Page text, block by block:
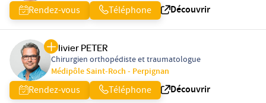
Rendez-vous Téléphone Découvrir
Olivier PETER
Chirurgien orthopédiste et traumatologue
Médipôle Saint-Roch - Perpignan
Rendez-vous Téléphone Découvrir